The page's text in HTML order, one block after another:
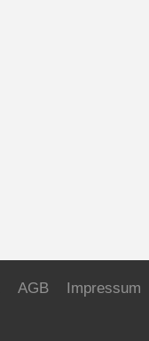
AGB Impressum